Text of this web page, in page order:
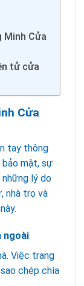
Minh Cửa
tử cửa
Cửa
tay thông
bảo mật, sự
những lý do
nhà trọ và
ngoài
Việc trang
chép chìa